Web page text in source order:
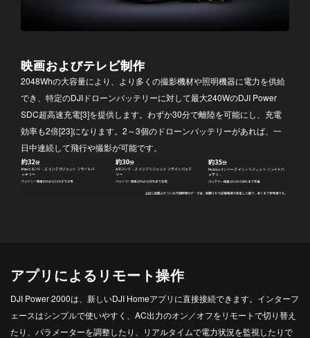
映画およびテレビ制作
2048Whの大容量により、より多くの撮影機材や照明機器に電力を供給
でき、特定のDJIドローンバッテリーに対して最大240WのDJI Power
SDC超高速充電[3]を提供します。わずか30分で離陸を可能にし、充電
効率も2倍[23]になります。2～3個のドローンバッテリーがあれば、一
日中連続して飛行や撮影が可能です。
アプリによるリモート操作
DJI Power 2000は、新しいDJI Homeアプリに直接接続できます。インターフ
ェースはシンプルで使いやすく、AC出力のオン／オフをリモートで切り替え
たり、パラメーターを調整したり、リアルタイムで電力状況を監視したりで